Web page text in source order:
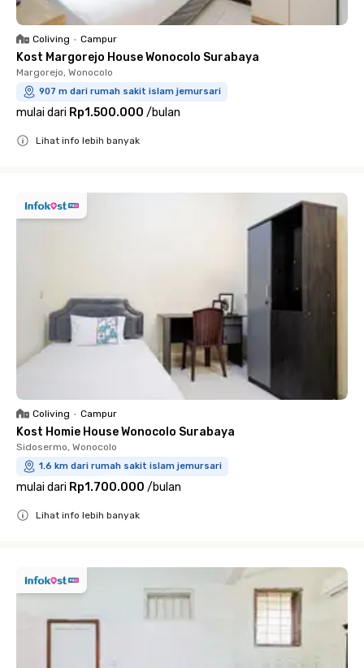
Coliving • Campur
Kost Margorejo House Wonocolo Surabaya
Margorejo, Wonocolo
907 m dari rumah sakit islam jemursari
mulai dari Rp1.500.000 /bulan
Lihat info lebih banyak
Coliving • Campur
Kost Homie House Wonocolo Surabaya
Sidosermo, Wonocolo
1.6 km dari rumah sakit islam jemursari
mulai dari Rp1.700.000 /bulan
Lihat info lebih banyak